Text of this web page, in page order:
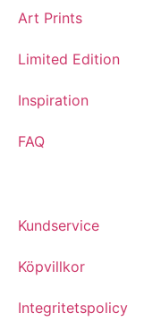
Art Prints
Limited Edition
Inspiration
FAQ
Kundservice
Köpvillkor
Integritetspolicy